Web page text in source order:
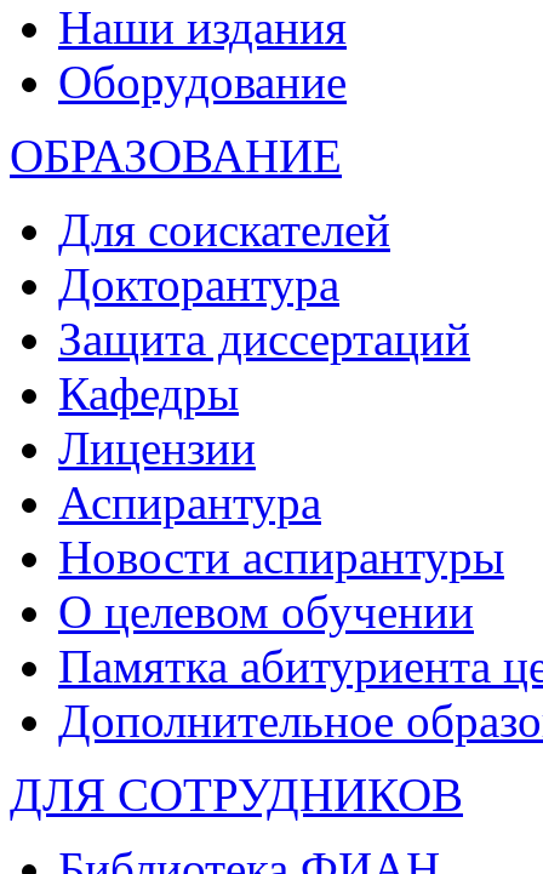
Наши издания
Оборудование
ОБРАЗОВАНИЕ
Для соискателей
Докторантура
Защита диссертаций
Кафедры
Лицензии
Аспирантура
Новости аспирантуры
О целевом обучении
Памятка абитуриента
Дополнительное
ДЛЯ СОТРУДНИКОВ